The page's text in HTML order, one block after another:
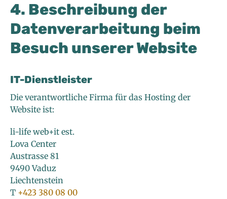
4. Beschreibung der
Datenverarbeitung beim
Besuch unserer Website
IT-Dienstleister
Die verantwortliche Firma für das Hosting der
Website ist:
li-life web+it est.
Lova Center
Austrasse 81
9490 Vaduz
Liechtenstein
T +423 380 08 00